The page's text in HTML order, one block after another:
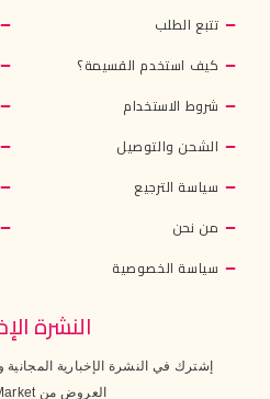
تتبع الطلب
كيف استخدم القسيمة؟
شروط الاستخدام
الشحن والتوصيل
سياسة الترجيع
من نحن
سياسة الخصوصية
النشرة
إشترك في النشرة الإخبارية المجانية
العروض من ZafaranMarket.